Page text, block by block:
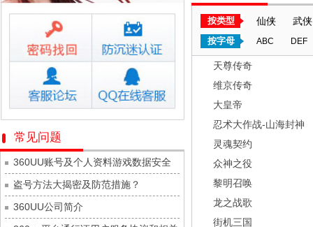
微乐捕鱼千炮版每日新服
今日 10:00点
帕瓦勇者传说
今日 10:00点
群英风华录
每日新服
今日 10:00点
小小仙王
今日 10:00点
少年名将
每日新服
今日 10:00点
寻龙英雄
每日新服
今日 10:00点
魔物迷宫
城防三国志
每日新服
今日 10:00点
九梦仙域
每日新服
今日 10:00点
豌豆大作战
每日新服
常见问题
360UU账号及个人资料游戏数据安全
盗号方法大揭密及防范措施？
360UU公司简介
按类型 仙侠 武侠
按字母 ABC DEF
天尊传奇
维京传奇
大皇帝
忍术大作战-山海封神
灵魂契约
众神之役
黎明召唤
龙之战歌
街机三国